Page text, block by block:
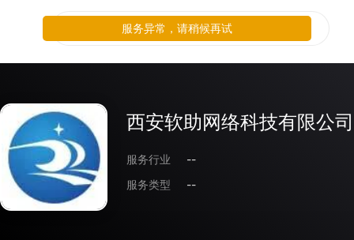
西安软助网络科技有限公司
服务行业
--
服务类型
--
服务异常，请稍候再试